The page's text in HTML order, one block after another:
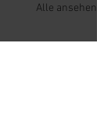
Alle ansehen